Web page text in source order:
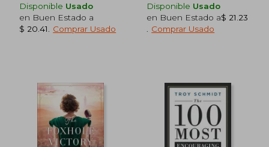
dcto. $ 29.56
Disponible Usado
en Buen Estado a
$ 20.41
Comprar Usado
dcto.
Disponible Usado
en Buen Estado a$ 21.23
Comprar Usado